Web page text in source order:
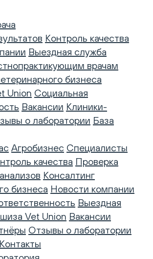
Контроль качества
Выездная служба
врачам
бизнеса
Union Социальная
Вакансии Клиники-
о лаборатории База
Агробизнес Специалисты
качества Проверка
Консалтинг
бизнеса Новости компании
Выездная
Vet Union Вакансии
Отзывы о лаборатории
Контакты